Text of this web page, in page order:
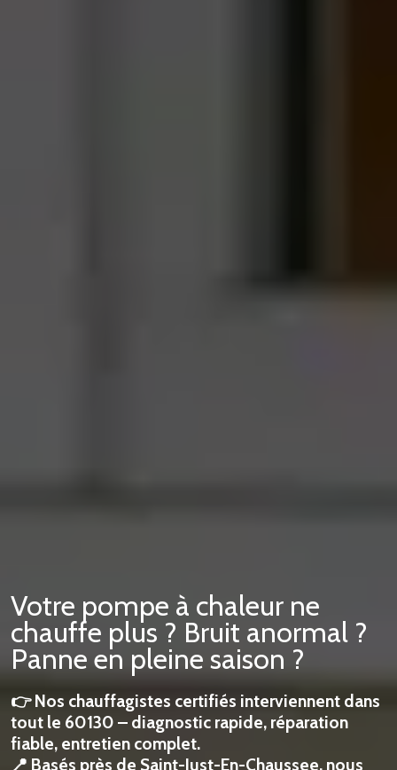
Votre pompe à chaleur ne
chauffe plus ? Bruit anormal ?
Panne en pleine saison ?
👉 Nos chauffagistes certifiés interviennent dans
tout le 60130 – diagnostic rapide, réparation
fiable, entretien complet.
📍 Basés près de Saint-Just-En-Chaussee, nous